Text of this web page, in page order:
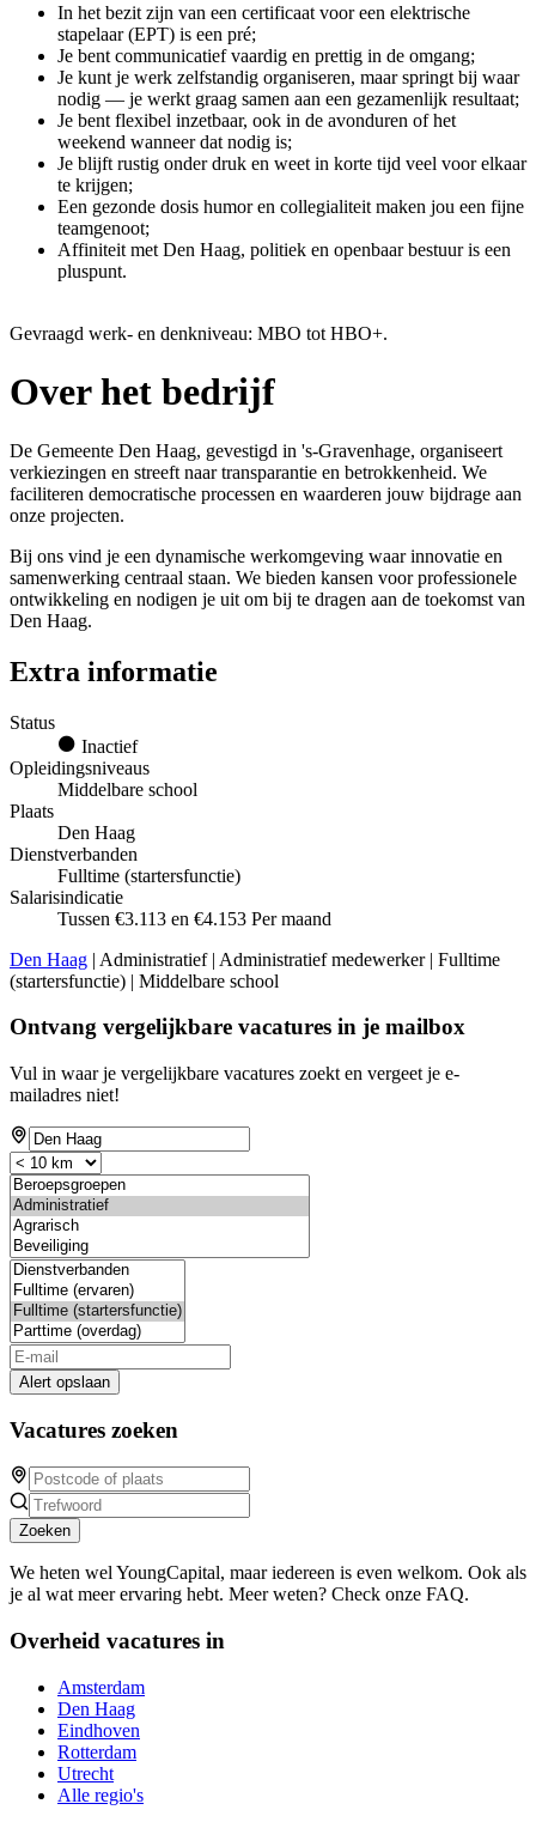
In het bezit zijn van een certificaat voor een elektrische
stapelaar (EPT) is een pré;
Je bent communicatief vaardig en prettig in de omgang;
Je kunt je werk zelfstandig organiseren, maar springt bij waar
nodig — je werkt graag samen aan een gezamenlijk resultaat;
Je bent flexibel inzetbaar, ook in de avonduren of het
weekend wanneer dat nodig is;
Je blijft rustig onder druk en weet in korte tijd veel voor elkaar
te krijgen;
Een gezonde dosis humor en collegialiteit maken jou een fijne
teamgenoot;
Affiniteit met Den Haag, politiek en openbaar bestuur is een
pluspunt.
Gevraagd werk- en denkniveau: MBO tot HBO+.
Over het bedrijf
De Gemeente Den Haag, gevestigd in 's-Gravenhage, organiseert
verkiezingen en streeft naar transparantie en betrokkenheid. We
faciliteren democratische processen en waarderen jouw bijdrage aan
onze projecten.
Bij ons vind je een dynamische werkomgeving waar innovatie en
samenwerking centraal staan. We bieden kansen voor professionele
ontwikkeling en nodigen je uit om bij te dragen aan de toekomst van
Den Haag.
Extra informatie
Status
Inactief
Opleidingsniveaus
Middelbare school
Plaats
Den Haag
Dienstverbanden
Fulltime (startersfunctie)
Salarisindicatie
Tussen €3.113 en €4.153 Per maand
Den Haag | Administratief | Administratief medewerker | Fulltime
(startersfunctie) | Middelbare school
Ontvang vergelijkbare vacatures in je mailbox
Vul in waar je vergelijkbare vacatures zoekt en vergeet je e-
mailadres niet!
Alert opslaan
Vacatures zoeken
Zoeken
We heten wel YoungCapital, maar iedereen is even welkom. Ook als
je al wat meer ervaring hebt. Meer weten? Check onze FAQ.
Overheid vacatures in
Amsterdam
Den Haag
Eindhoven
Rotterdam
Utrecht
Alle regio's